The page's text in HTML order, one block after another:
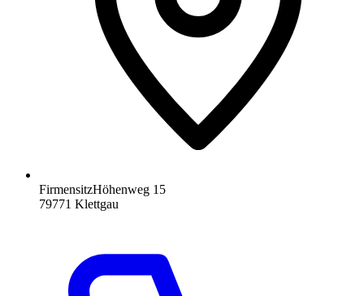
FirmensitzHöhenweg 15
79771 Klettgau